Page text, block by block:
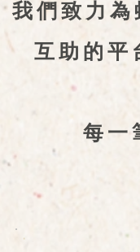
我們致力
互助的平
每一